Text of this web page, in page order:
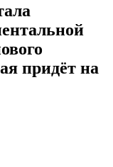
придёт на